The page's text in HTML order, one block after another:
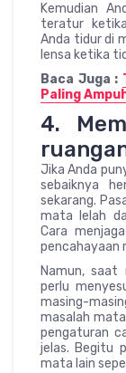
Kemudian
teratur
Anda tidur di
lensa ketika
Baca Juga :
Paling
4.
Jika Anda
sebaiknya
sekarang.
mata lelah
Cara
pencahayaan
Namun, saat
perlu
masing-
masalah
pengaturan
jelas. Begitu
mata lain